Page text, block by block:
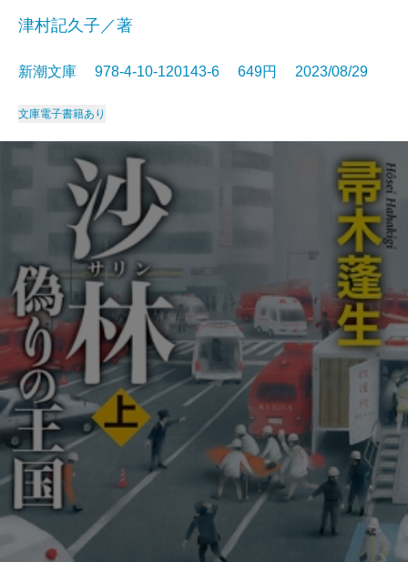
津村記久子／著
新潮文庫 978-4-10-120143-6 649円 2023/08/29
文庫電子書籍あり